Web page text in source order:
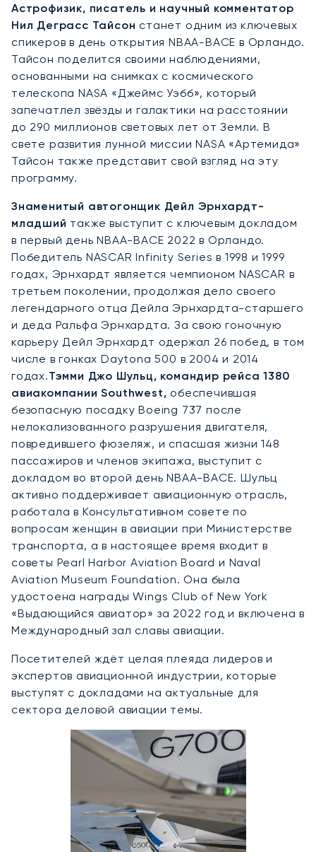
Астрофизик, писатель и научный комментатор
Нил Деграсс Тайсон станет одним из ключевых
спикеров в день открытия NBAA-BACE в Орландо.
Тайсон поделится своими наблюдениями,
основанными на снимках с космического
телескопа NASA «Джеймс Уэбб», который
запечатлел звёзды и галактики на расстоянии
до 290 миллионов световых лет от Земли. В
свете развития лунной миссии NASA «Артемида»
Тайсон также представит свой взгляд на эту
программу.
Знаменитый автогонщик Дейл Эрнхардт-
младший также выступит с ключевым докладом
в первый день NBAA-BACE 2022 в Орландо.
Победитель NASCAR Infinity Series в 1998 и 1999
годах, Эрнхардт является чемпионом NASCAR в
третьем поколении, продолжая дело своего
легендарного отца Дейла Эрнхардта-старшего
и деда Ральфа Эрнхардта. За свою гоночную
карьеру Дейл Эрнхардт одержал 26 побед, в том
числе в гонках Daytona 500 в 2004 и 2014
годах.Тэмми Джо Шульц, командир рейса 1380
авиакомпании Southwest, обеспечившая
безопасную посадку Boeing 737 после
нелокализованного разрушения двигателя,
повредившего фюзеляж, и спасшая жизни 148
пассажиров и членов экипажа, выступит с
докладом во второй день NBAA-BACE. Шульц
активно поддерживает авиационную отрасль,
работала в Консультативном совете по
вопросам женщин в авиации при Министерстве
транспорта, а в настоящее время входит в
советы Pearl Harbor Aviation Board и Naval
Aviation Museum Foundation. Она была
удостоена награды Wings Club of New York
«Выдающийся авиатор» за 2022 год и включена в
Международный зал славы авиации.
Посетителей ждёт целая плеяда лидеров и
экспертов авиационной индустрии, которые
выступят с докладами на актуальные для
сектора деловой авиации темы.